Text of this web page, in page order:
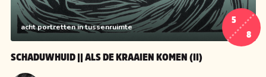
acht portretten in tussenruimte
5
8
SCHADUWHUID || ALS DE KRAAIEN KOMEN (II)